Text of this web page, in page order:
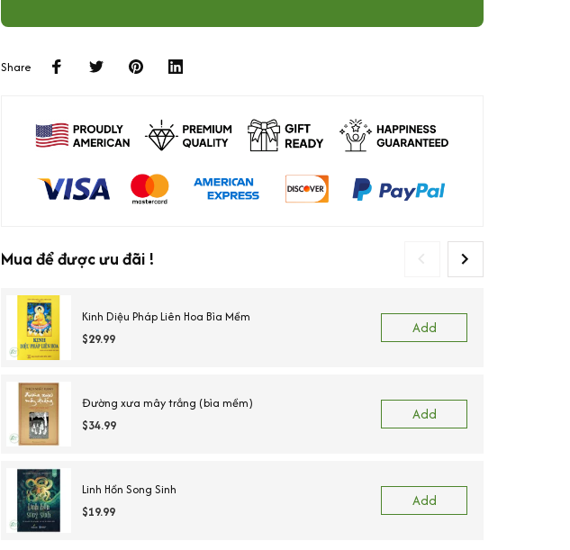
Share
Mua để được ưu đãi !
Kinh Diệu Pháp Liên Hoa Bìa Mềm
$29.99
Add
Đường xưa mây trắng (bìa mềm)
$34.99
Add
Linh Hồn Song Sinh
$19.99
Add